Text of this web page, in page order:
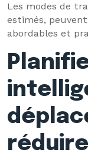
Les modes de
estimés,
abordables et